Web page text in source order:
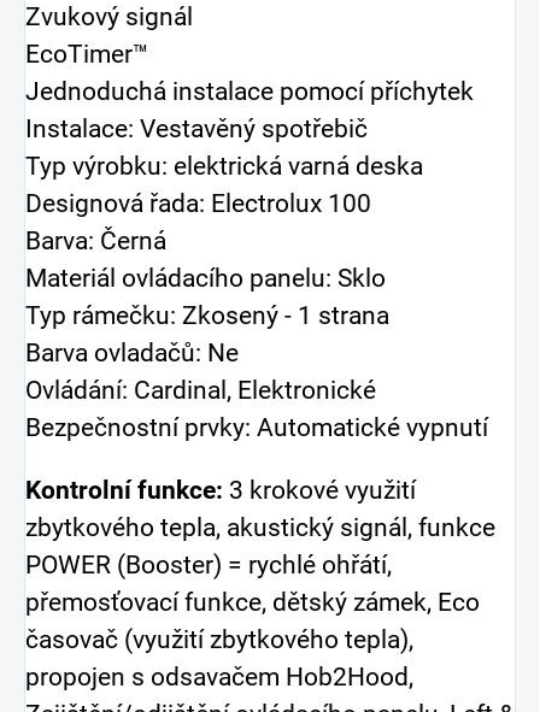
Zvukový signál
EcoTimer™
Jednoduchá instalace pomocí příchytek
Instalace: Vestavěný spotřebič
Typ výrobku: elektrická varná deska
Designová řada: Electrolux 100
Barva: Černá
Materiál ovládacího panelu: Sklo
Typ rámečku: Zkosený - 1 strana
Barva ovladačů: Ne
Ovládání: Cardinal, Elektronické
Bezpečnostní prvky: Automatické vypnutí
Kontrolní funkce: 3 krokové využití
zbytkového tepla, akustický signál, funkce
POWER (Booster) = rychlé ohřátí,
přemosťovací funkce, dětský zámek, Eco
časovač (využití zbytkového tepla),
propojen s odsavačem Hob2Hood,